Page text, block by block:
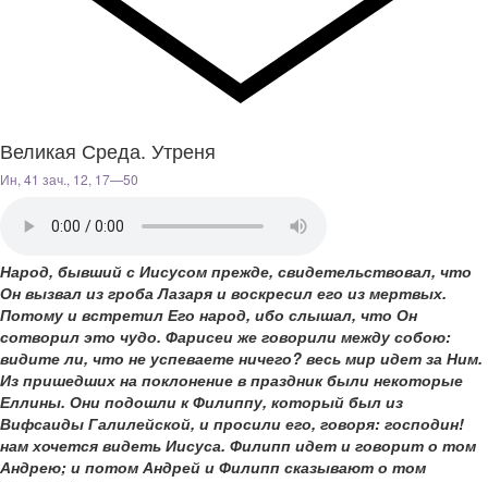
Великая Среда. Утреня
Ин, 41 зач., 12, 17—50
Народ, бывший с Иисусом прежде, свидетельствовал, что
Он вызвал из гроба Лазаря и воскресил его из мертвых.
Потому и встретил Его народ, ибо слышал, что Он
сотворил это чудо. Фарисеи же говорили между собою:
видите ли, что не успеваете ничего? весь мир идет за Ним.
Из пришедших на поклонение в праздник были некоторые
Еллины. Они подошли к Филиппу, который был из
Вифсаиды Галилейской, и просили его, говоря: господин!
нам хочется видеть Иисуса. Филипп идет и говорит о том
Андрею; и потом Андрей и Филипп сказывают о том